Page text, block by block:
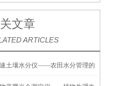
文章
ARTICLES
土壤水分仪——农田水分管理的